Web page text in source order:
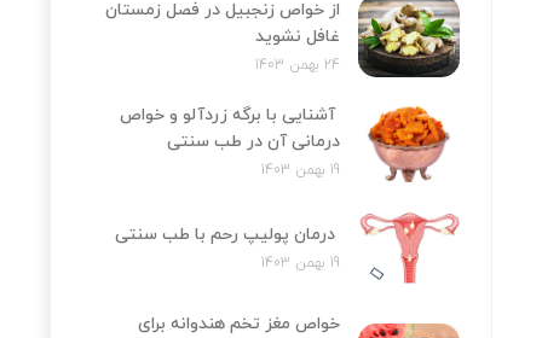
از خواص زنجبیل در فصل زمستان
غافل نشوید
24 بهمن 1403
آشنایی با برگه زردآلو و خواص
درمانی آن در طب سنتی
19 بهمن 1403
درمان پولیپ رحم با طب سنتی
19 بهمن 1403
خواص مغز تخم هندوانه برای